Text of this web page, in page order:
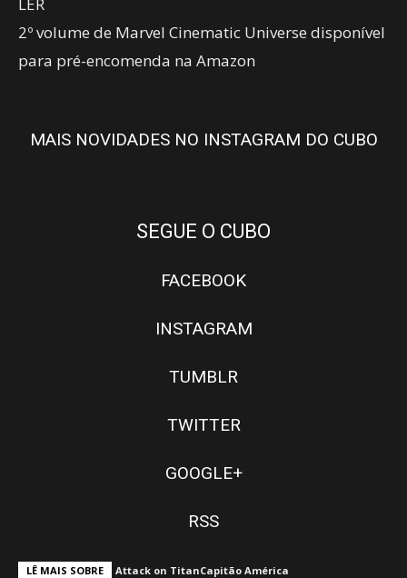
2º volume de Marvel Cinematic Universe disponível
para pré-encomenda na Amazon
MAIS NOVIDADES NO INSTAGRAM DO CUBO
SEGUE O CUBO
FACEBOOK
INSTAGRAM
TUMBLR
TWITTER
GOOGLE+
RSS
LÊ MAIS SOBRE Attack on TitanCapitão América